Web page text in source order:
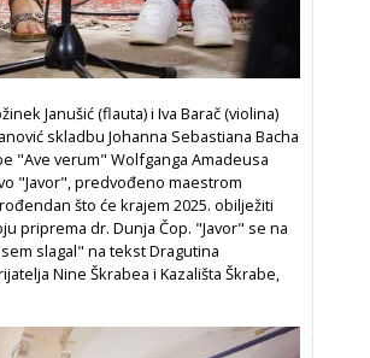
Janušić (flauta) i Iva Barač (violina)
skladbu Johanna Sebastiana Bacha
"Ave verum" Wolfganga Amadeusa
"Javor", predvođeno maestrom
što će krajem 2025. obilježiti
priprema dr. Dunja Čop. "Javor" se na
slagal" na tekst Dragutina
Nine Škrabea i Kazališta Škrabe,